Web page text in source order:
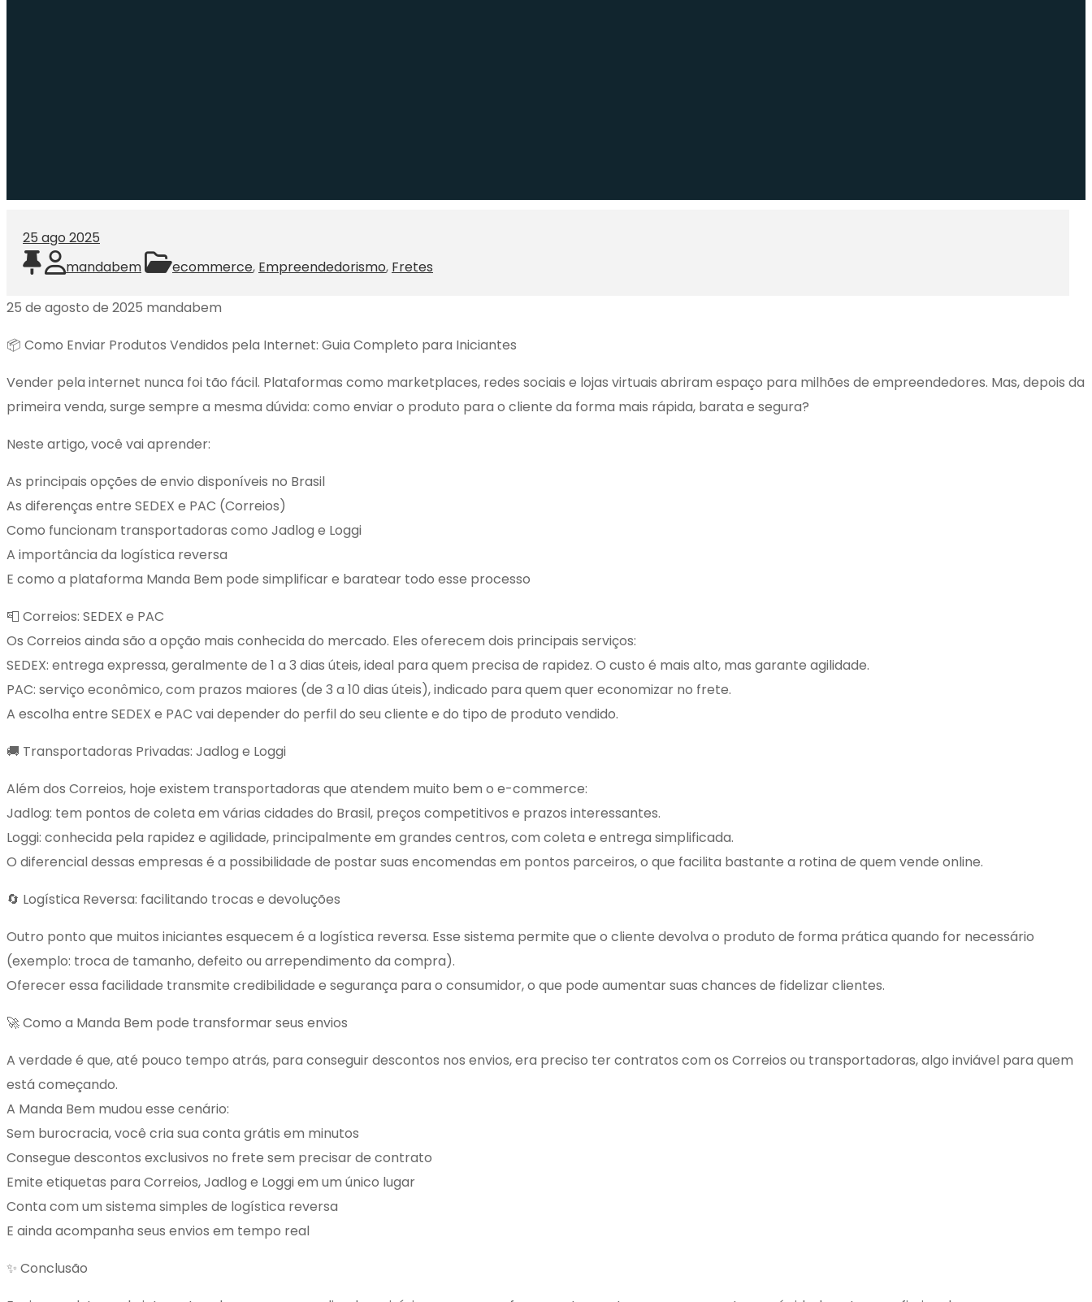
25 ago 2025
mandabem
ecommerce, Empreendedorismo, Fretes
25 de agosto de 2025 mandabem
📦 Como Enviar Produtos Vendidos pela Internet: Guia Completo para Iniciantes
Vender pela internet nunca foi tão fácil. Plataformas como marketplaces, redes sociais e lojas virtuais abriram espaço para milhões de empreendedores. Mas, depois da
primeira venda, surge sempre a mesma dúvida: como enviar o produto para o cliente da forma mais rápida, barata e segura?
Neste artigo, você vai aprender:
As principais opções de envio disponíveis no Brasil
As diferenças entre SEDEX e PAC (Correios)
Como funcionam transportadoras como Jadlog e Loggi
A importância da logística reversa
E como a plataforma Manda Bem pode simplificar e baratear todo esse processo
📮 Correios: SEDEX e PAC
Os Correios ainda são a opção mais conhecida do mercado. Eles oferecem dois principais serviços:
SEDEX: entrega expressa, geralmente de 1 a 3 dias úteis, ideal para quem precisa de rapidez. O custo é mais alto, mas garante agilidade.
PAC: serviço econômico, com prazos maiores (de 3 a 10 dias úteis), indicado para quem quer economizar no frete.
A escolha entre SEDEX e PAC vai depender do perfil do seu cliente e do tipo de produto vendido.
🚚 Transportadoras Privadas: Jadlog e Loggi
Além dos Correios, hoje existem transportadoras que atendem muito bem o e-commerce:
Jadlog: tem pontos de coleta em várias cidades do Brasil, preços competitivos e prazos interessantes.
Loggi: conhecida pela rapidez e agilidade, principalmente em grandes centros, com coleta e entrega simplificada.
O diferencial dessas empresas é a possibilidade de postar suas encomendas em pontos parceiros, o que facilita bastante a rotina de quem vende online.
🔄 Logística Reversa: facilitando trocas e devoluções
Outro ponto que muitos iniciantes esquecem é a logística reversa. Esse sistema permite que o cliente devolva o produto de forma prática quando for necessário
(exemplo: troca de tamanho, defeito ou arrependimento da compra).
Oferecer essa facilidade transmite credibilidade e segurança para o consumidor, o que pode aumentar suas chances de fidelizar clientes.
🚀 Como a Manda Bem pode transformar seus envios
A verdade é que, até pouco tempo atrás, para conseguir descontos nos envios, era preciso ter contratos com os Correios ou transportadoras, algo inviável para quem
está começando.
A Manda Bem mudou esse cenário:
Sem burocracia, você cria sua conta grátis em minutos
Consegue descontos exclusivos no frete sem precisar de contrato
Emite etiquetas para Correios, Jadlog e Loggi em um único lugar
Conta com um sistema simples de logística reversa
E ainda acompanha seus envios em tempo real
✨ Conclusão